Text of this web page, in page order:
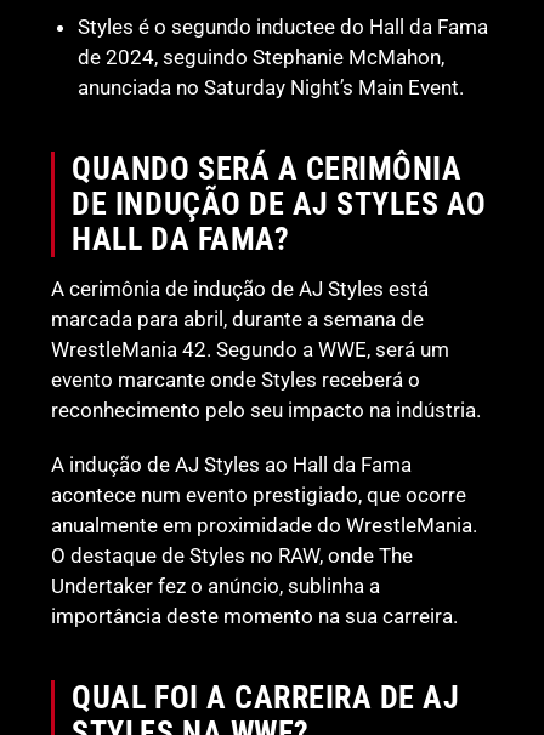
Styles é o segundo inductee do Hall da Fama
de 2024, seguindo Stephanie McMahon,
anunciada no Saturday Night’s Main Event.
QUANDO SERÁ A CERIMÔNIA
DE INDUÇÃO DE AJ STYLES AO
HALL DA FAMA?
A cerimônia de indução de AJ Styles está
marcada para abril, durante a semana de
WrestleMania 42. Segundo a WWE, será um
evento marcante onde Styles receberá o
reconhecimento pelo seu impacto na indústria.
A indução de AJ Styles ao Hall da Fama
acontece num evento prestigiado, que ocorre
anualmente em proximidade do WrestleMania.
O destaque de Styles no RAW, onde The
Undertaker fez o anúncio, sublinha a
importância deste momento na sua carreira.
QUAL FOI A CARREIRA DE AJ